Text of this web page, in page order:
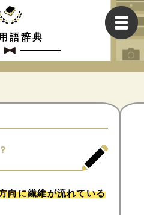
語辞典
向に繊維が流れている